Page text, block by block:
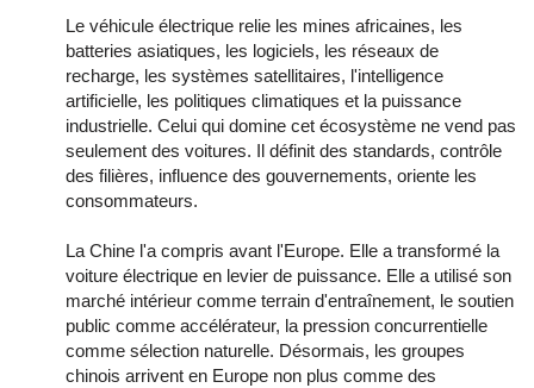
Le véhicule électrique relie les mines africaines, les
batteries asiatiques, les logiciels, les réseaux de
recharge, les systèmes satellitaires, l'intelligence
artificielle, les politiques climatiques et la puissance
industrielle. Celui qui domine cet écosystème ne vend pas
seulement des voitures. Il définit des standards, contrôle
des filières, influence des gouvernements, oriente les
consommateurs.
La Chine l'a compris avant l'Europe. Elle a transformé la
voiture électrique en levier de puissance. Elle a utilisé son
marché intérieur comme terrain d'entraînement, le soutien
public comme accélérateur, la pression concurrentielle
comme sélection naturelle. Désormais, les groupes
chinois arrivent en Europe non plus comme des